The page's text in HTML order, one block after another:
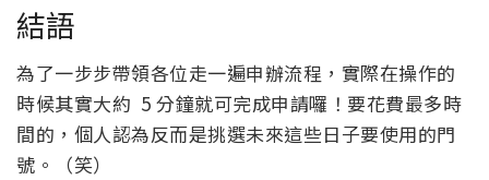
結語
為了一步步帶領各位走一遍申辦流程，實際在操作的
時候其實大約 5 分鐘就可完成申請囉！要花費最多時
間的，個人認為反而是挑選未來這些日子要使用的門
號。（笑）